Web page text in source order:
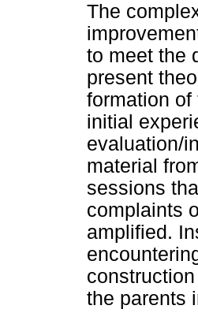
The
to meet the
present
formation
initial
evaluation/
material
sessions
complaints
amplified.
the parents